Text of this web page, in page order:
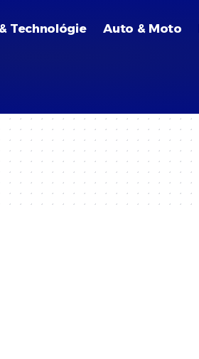
Technológie Auto & Moto